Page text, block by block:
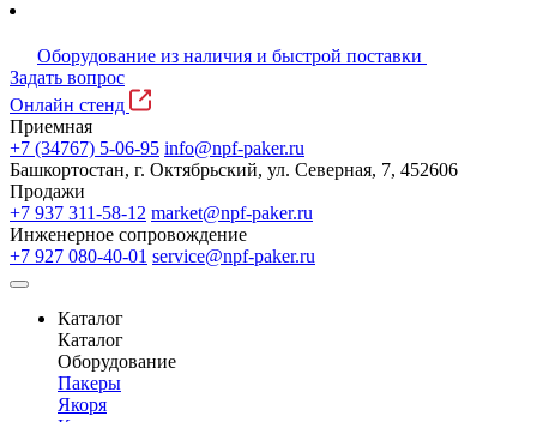
Оборудование из наличия и быстрой поставки
Задать вопрос
Онлайн стенд
Приемная
+7 (34767) 5-06-95 info@npf-paker.ru
Башкортостан, г. Октябрьский, ул. Северная, 7, 452606
Продажи
+7 937 311-58-12 market@npf-paker.ru
Инженерное сопровождение
+7 927 080-40-01 service@npf-paker.ru
Каталог
Каталог
Оборудование
Пакеры
Якоря